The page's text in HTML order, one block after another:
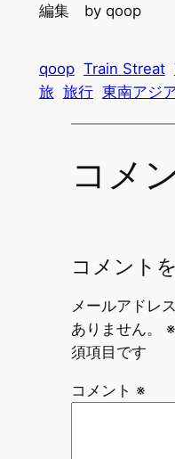
編集 by qoop
qoop Train Streat
旅 旅行 東南アジ
コメ
コメント
メールアドレ
ありません。
※
須項目です
コメント ※